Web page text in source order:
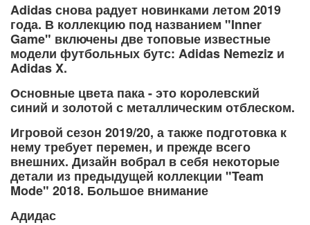
Adidas снова радует новинками летом 2019
года. В коллекцию под названием "Inner
Game" включены две топовые известные
модели футбольных бутс: Adidas Nemeziz и
Adidas X.
Основные цвета пака - это королевский
синий и золотой с металлическим отблеском.
Игровой сезон 2019/20, а также подготовка к
нему требует перемен, и прежде всего
внешних. Дизайн вобрал в себя некоторые
детали из предыдущей коллекции "Team
Mode" 2018. Большое внимание
Адидас